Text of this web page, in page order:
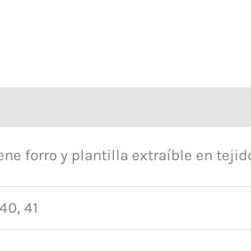
forro y plantilla extraíble en
41